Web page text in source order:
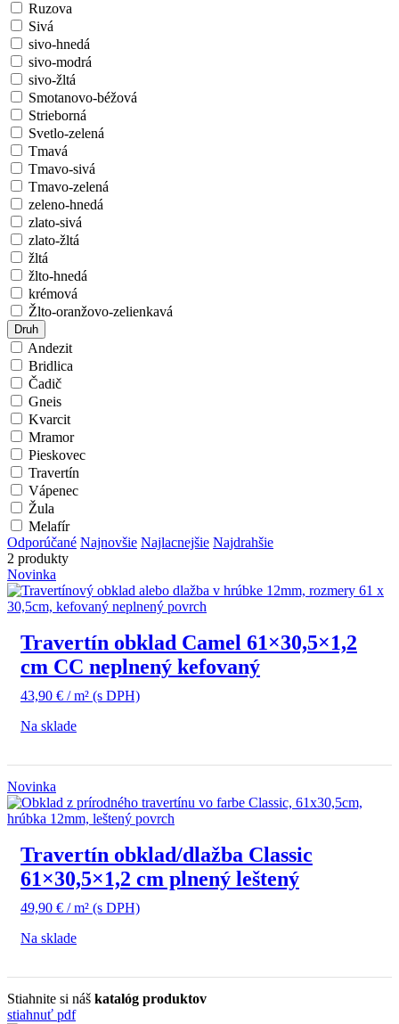
Ruzova
Sivá
sivo-hnedá
sivo-modrá
sivo-žltá
Smotanovo-béžová
Strieborná
Svetlo-zelená
Tmavá
Tmavo-sivá
Tmavo-zelená
zeleno-hnedá
zlato-sivá
zlato-žltá
žltá
žlto-hnedá
krémová
Žlto-oranžovo-zelienkavá
Druh
Andezit
Bridlica
Čadič
Gneis
Kvarcit
Mramor
Pieskovec
Travertín
Vápenec
Žula
Melafír
Odporúčané Najnovšie Najlacnejšie Najdrahšie
2 produkty
Novinka
Travertín obklad Camel 61×30,5×1,2
cm CC neplnený kefovaný
43,90 € / m² (s DPH)
Na sklade
Novinka
Travertín obklad/dlažba Classic
61×30,5×1,2 cm plnený leštený
49,90 € / m² (s DPH)
Na sklade
Stiahnite si náš katalóg produktov
stiahnuť pdf